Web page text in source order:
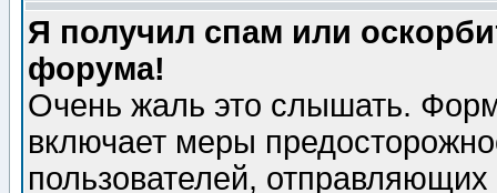
Я получил спам или
форума!
Очень жаль это слышать.
включает меры
пользователей,